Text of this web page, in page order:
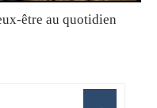
être au quotidien